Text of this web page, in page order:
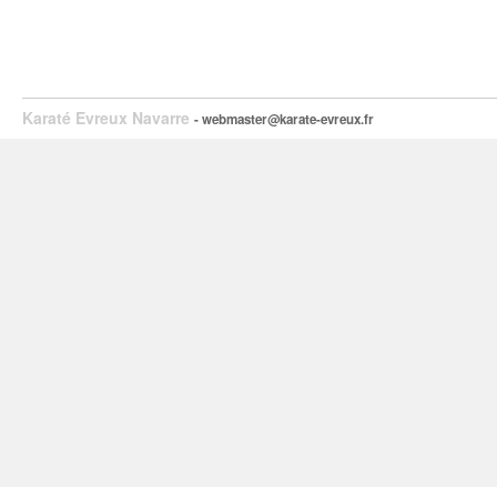
Karaté Evreux Navarre - webmaster@karate-evreux.fr